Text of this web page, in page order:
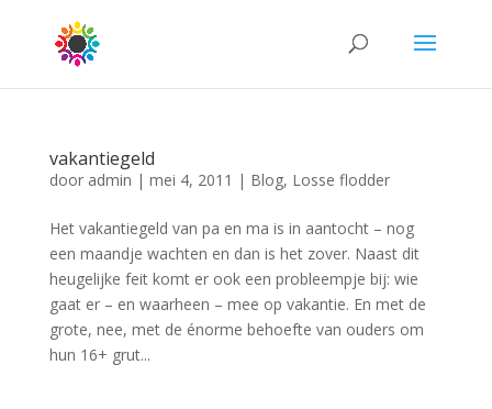
vakantiegeld
door admin | mei 4, 2011 | Blog, Losse flodder
Het vakantiegeld van pa en ma is in aantocht – nog
een maandje wachten en dan is het zover. Naast dit
heugelijke feit komt er ook een probleempje bij: wie
gaat er – en waarheen – mee op vakantie. En met de
grote, nee, met de énorme behoefte van ouders om
hun 16+ grut...